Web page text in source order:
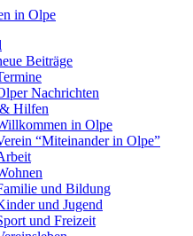
Beiträge
Nachrichten
Hilfen
in Olpe
“Miteinander in Olpe”
und Bildung
und Jugend
und Freizeit